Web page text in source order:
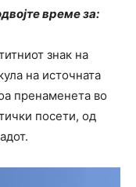
време за:
знак на
на источната
пренаменета во
посети, од